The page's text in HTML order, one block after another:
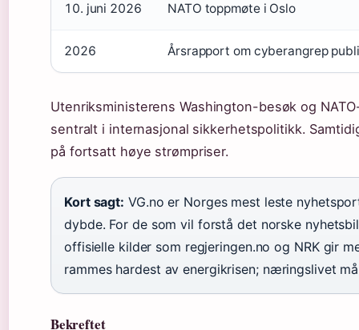
10. juni 2026 NATO toppmøte i Oslo
2026 Årsrapport om cyberangrep
Utenriksministerens Washington-besøk og
sentralt i internasjonal sikkerhetspolitikk.
på fortsatt høye strømpriser.
Kort sagt: VG.no er Norges mest leste
dybde. For de som vil forstå det norske
offisielle kilder som regjeringen.no og NRK gir
rammes hardest av energikrisen; næringslivet
Bekreftet